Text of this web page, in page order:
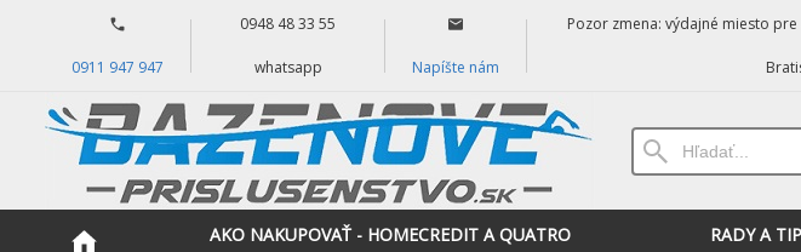
0911 947 947
0948 48 33 55
whatsapp Napíšte nám
Pozor zmena: výdajné miesto
AKO NAKUPOVAŤ - HOMECREDIT A QUATRO RADY A